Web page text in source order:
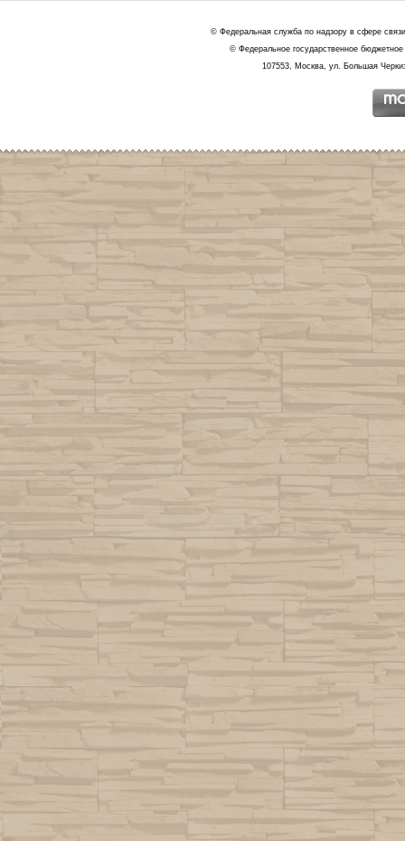
© Федеральная служба по надзору в сфере
© Федеральное государственное
107553, Москва, ул. Большая